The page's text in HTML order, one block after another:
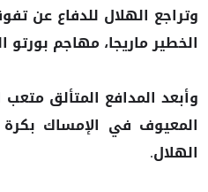
وتراجع الهلال للدفاع عن
الخطير ماريجا، مهاجم بورتو
المعيوف في الإمساك
الهلال.